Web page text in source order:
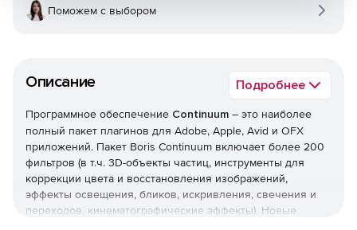
Описание Подробнее
Программное обеспечение Continuum – это наиболее
полный пакет плагинов для Adobe, Apple, Avid и OFX
приложений. Пакет Boris Continuum включает более 200
фильтров (в т.ч. 3D-объекты частиц, инструменты для
коррекции цвета и восстановления изображений,
эффекты освещения, бликов, искривления, свечения и
переходов, кинематографические эффекты). Новые
Поможем с выбором